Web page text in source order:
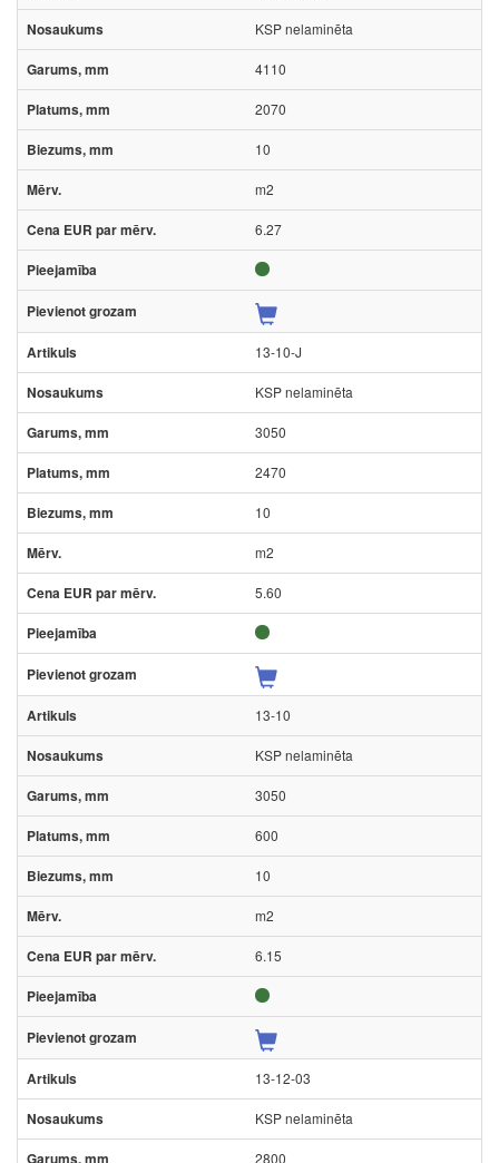
KSP nelaminēta
4110
2070
10
m2
6.27
13-10-J
KSP nelaminēta
3050
2470
10
m2
5.60
13-10
KSP nelaminēta
3050
600
10
m2
6.15
13-12-03
KSP nelaminēta
2800